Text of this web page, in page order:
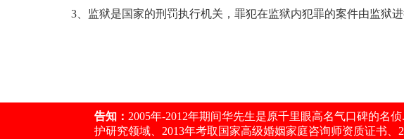
3、监狱是国家的刑罚执行机关，罪犯在监狱内犯罪的案件由监狱
告知： 2005年-2012年期间华先生是原千里眼高名气口碑的名
护研究领域、2013年考取国家高级婚姻家庭咨询师资质证书